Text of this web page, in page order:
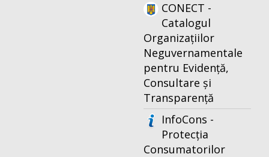
CONECT -
Catalogul
Organizațiilor
Neguvernamentale
pentru Evidență,
Consultare și
Transparență
InfoCons -
Protecția
Consumatorilor